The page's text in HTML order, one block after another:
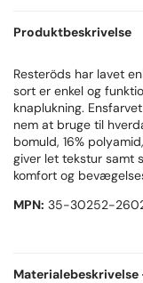
Produktbeskrivelse
Resteröds har lavet
sort er enkel og
knaplukning.
nem at bruge til
bomuld, 16%
giver let tekstur samt
komfort og
MPN: 35-30252-
Materialebeskrivelse